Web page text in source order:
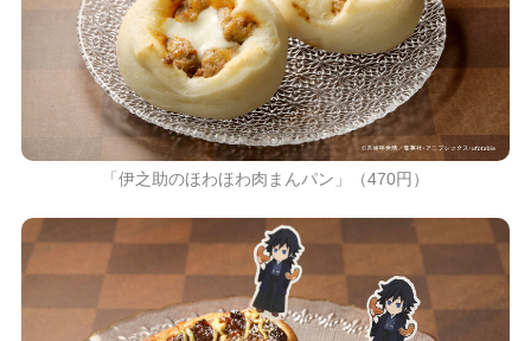
「伊之助のほわほわ肉まんパン」（470円）